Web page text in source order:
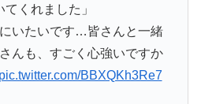
てくれました」
にいたいです…皆さんと一緒
んも、すごく心強いですか
pic.twitter.com/BBXQKh3Re7